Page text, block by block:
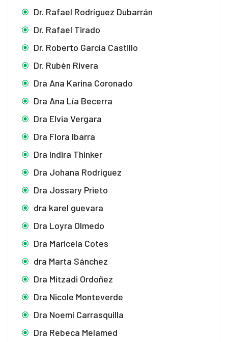
Dr. Rafael Rodríguez Dubarrán
Dr. Rafael Tirado
Dr. Roberto García Castillo
Dr. Rubén Rivera
Dra Ana Karina Coronado
Dra Ana Lía Becerra
Dra Elvia Vergara
Dra Flora Ibarra
Dra Indira Thinker
Dra Johana Rodríguez
Dra Jossary Prieto
dra karel guevara
Dra Loyra Olmedo
Dra Maricela Cotes
dra Marta Sánchez
Dra Mitzadi Ordoñez
Dra Nicole Monteverde
Dra Noemí Carrasquilla
Dra Rebeca Melamed